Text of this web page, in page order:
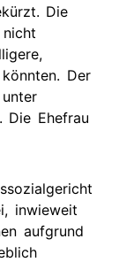
Die
Der
Die Ehefrau
inwieweit
aufgrund